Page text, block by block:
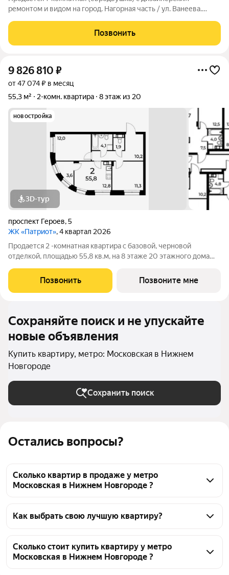
Остались вопросы?
Сколько квартир в продаже у метро
Московская в Нижнем Новгороде ?
Московская в Нижнем Новгороде 704 квартиры, из
застройщиков
Как выбрать свою лучшую квартиру?
метро Московская, воспользуйтесь тепловой
картой для оценки инфраструктуры и
Сколько стоит купить квартиру у метро
Московская в Нижнем Новгороде ?
ремонтом и видом на город. Нагорная часть / ул. Ванеева.
(граница ул. Ванеева, Панина, Высоковский пр.). До Кремля 12
минут на авто, при этом
Позвонить
9 826 810 ₽
от 47 074 ₽ в месяц
55,3 м²
2-комн. квартира 8 этаж из 20
новостройка
3D-тур
проспект Героев,5
ЖК «Патриот», 4 квартал 2026
Продается 2 -комнатная квартира с базовой, черновой
отделкой, площадью 55,8 кв.м, на 8 этаже 20 этажного дома
Патриот расположен в центре Московского района, на
пересечении проспекта Героев и
Позвонить Позвоните мне
Сохраняйте поиск и не упускайте
новые объявления
Купить квартиру, метро: Московская в Нижнем
Новгороде
Сохранить поиск